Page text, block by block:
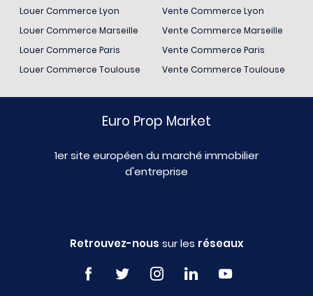
Louer Commerce Lyon
Louer Commerce Marseille
Louer Commerce Paris
Louer Commerce Toulouse
Vente Commerce Lyon
Vente Commerce Marseille
Vente Commerce Paris
Vente Commerce Toulouse
Euro Prop Market
1er site européen du marché immobilier
d'entreprise
Retrouvez-nous sur les réseaux